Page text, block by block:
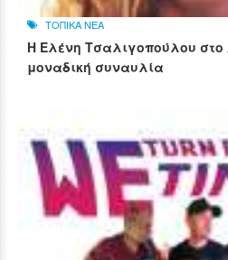
ΤΟΠΙΚΑ ΝΕΑ
Η Ελένη Τσαλιγοπούλου στο
μοναδική συναυλία